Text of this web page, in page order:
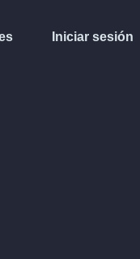
Iniciar sesión